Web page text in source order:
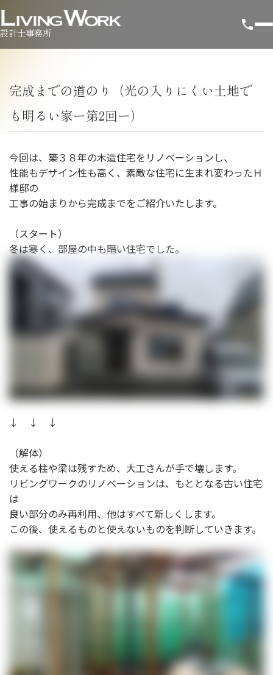
設計士事務所
完成までの道のり（光の入りにくい土地で
も明るい家ー第2回ー）
今回は、築３８年の木造住宅をリノベーションし、
性能もデザイン性も高く、素敵な住宅に生まれ変わったＨ
様邸の
工事の始まりから完成までをご紹介いたします。
（スタート）
冬は寒く、部屋の中も暗い住宅でした。
↓ ↓ ↓
（解体）
使える柱や梁は残すため、大工さんが手で壊します。
リビングワークのリノベーションは、もととなる古い住宅
は
良い部分のみ再利用、他はすべて新しくします。
この後、使えるものと使えないものを判断していきます。